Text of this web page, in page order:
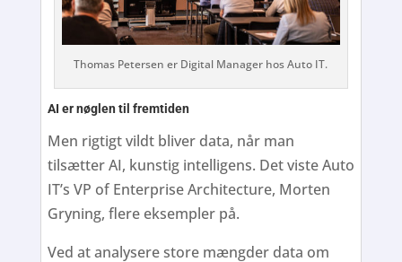
Thomas Petersen er Digital Manager hos Auto IT.
AI er nøglen til fremtiden
Men rigtigt vildt bliver data, når man
tilsætter AI, kunstig intelligens. Det viste Auto
IT’s VP of Enterprise Architecture, Morten
Gryning, flere eksempler på.
Ved at analysere store mængder data om